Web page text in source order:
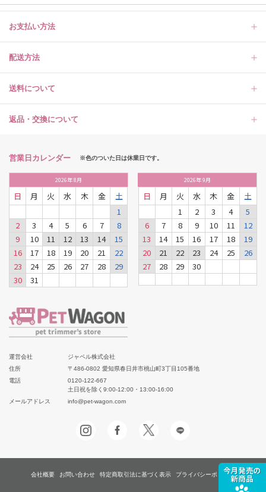
お支払い方法
配送方法
送料について
返品・交換について
営業日カレンダー ※色のついた日は休業日です。
2026年8月
日 月 火 水 木 金
土
1
2
3 4 5 6 7
8
9
10 11 12 13 14
15
16
17 18 19 20 21
22
23
24 25 26 27 28
29
30
31
2026年9月
日 月 火 水 木 金
土
1
2 3 4
5
6
7 8 9 10 11
12
13
14 15 16 17 18
19
20
21 22 23 24 25
26
27
28 29 30
運営会社
ジャペル株式会社
住所
〒486-0802 愛知県春日井市桃山町3丁目105番地
電話
0120-122-667
土日祝を除く9:00-12:00・13:00-16:00
メールアドレス
info@pet-wagon.com
会社概要 お問い合わせ 特定商取引法に基づく表示 プライバシーポリシー